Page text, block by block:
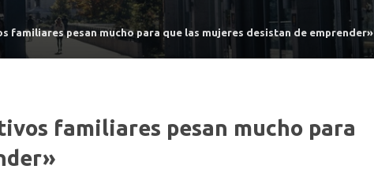
familiares pesan mucho para que las mujeres desistan de emprender»
familiares pesan mucho para